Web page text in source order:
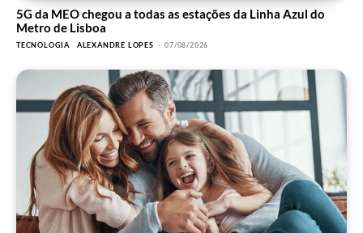
5G da MEO chegou a todas as estações da Linha Azul do
Metro de Lisboa
TECNOLOGIA ALEXANDRE LOPES - 07/08/2026